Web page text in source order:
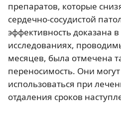
препаратов, которые
сердечно-сосудистой
эффективность доказана
исследованиях,
месяцев, была отмечена
переносимость. Они
использоваться при
отдаления сроков